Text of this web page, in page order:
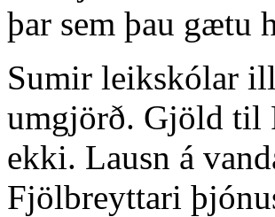
þar sem þau gætu
Sumir leikskólar
umgjörð. Gjöld til
ekki. Lausn á
Fjölbreyttari